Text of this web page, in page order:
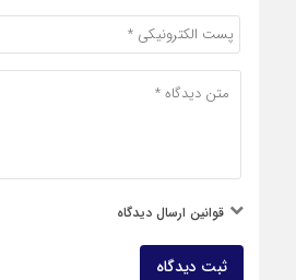
قوانین ارسال دیدگاه
ثبت دیدگاه